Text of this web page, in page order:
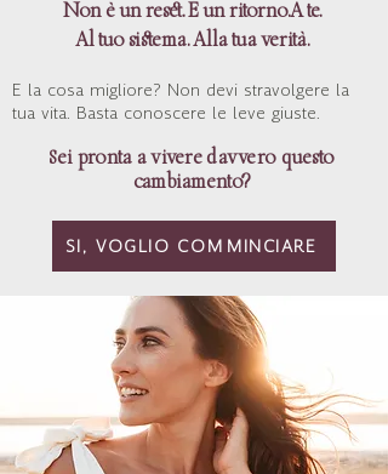
Non è un reset. È un ritorno.A te.
Al tuo sistema. Alla tua verità.
E la cosa migliore? Non devi stravolgere la
tua vita. Basta conoscere le leve giuste.
Sei pronta a vivere davvero questo
cambiamento?
SI, VOGLIO COMMINCIARE